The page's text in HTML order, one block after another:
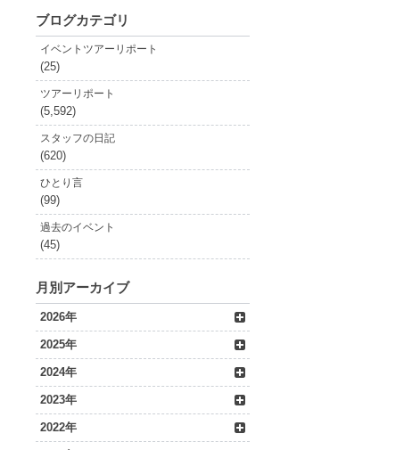
ブログカテゴリ
イベントツアーリポート
(25)
ツアーリポート
(5,592)
スタッフの日記
(620)
ひとり言
(99)
過去のイベント
(45)
月別アーカイブ
2026年
2025年
2024年
2023年
2022年